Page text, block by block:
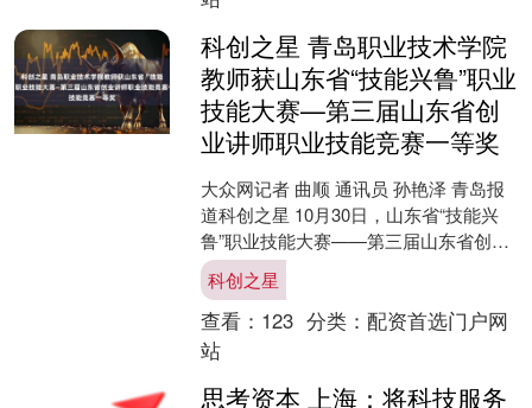
科创之星 青岛职业技术学院
教师获山东省“技能兴鲁”职业
技能大赛—第三届山东省创
业讲师职业技能竞赛一等奖
大众网记者 曲顺 通讯员 孙艳泽 青岛报
道科创之星 10月30日，山东省“技能兴
鲁”职业技能大赛——第三届山东省创业
讲师职业技能竞赛决赛在泰安落幕，青
岛职业技术....
科创之星
查看： 123 分类： 配资首选门户网
站
思考资本 上海：将科技服务